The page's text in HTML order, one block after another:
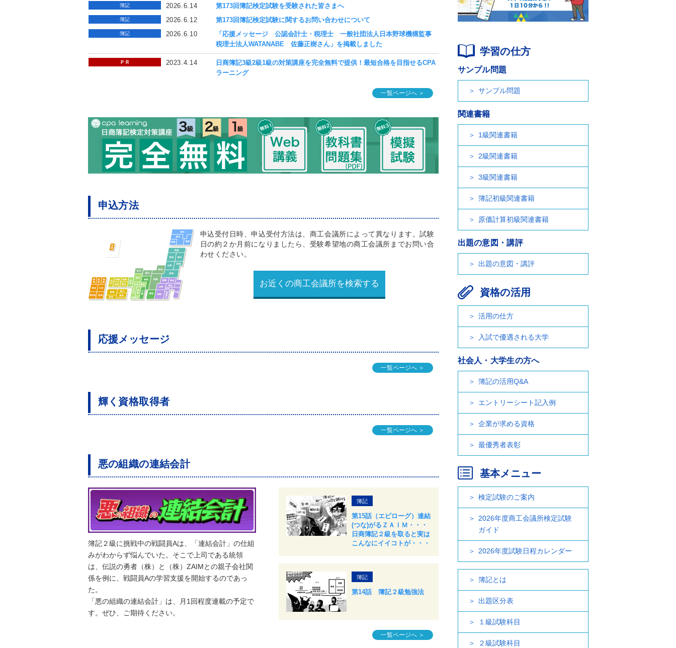
簿記 2026.6.14 第173回簿記検定試験を受験された皆さまへ
簿記 2026.6.12 第173回簿記検定試験に関するお問い合わせについて
簿記 2026.6.10
「応援メッセージ 公認会計士・税理士 一般社団法人日本野球機構監事
税理士法人WATANABE 佐藤正樹さん」を掲載しました
ＰＲ 2023.4.14
日商簿記3級2級1級の対策講座を完全無料で提供！最短合格を目指せるCPA
ラーニング
一覧ページへ ＞
申込方法
申込受付日時、申込受付方法は、商工会議所によって異なります。試験
日の約２か月前になりましたら、受験希望地の商工会議所までお問い合
わせください。
お近くの商工会議所を検索する
応援メッセージ
一覧ページへ ＞
輝く資格取得者
一覧ページへ ＞
悪の組織の連結会計
簿記２級に挑戦中の戦闘員Aは、「連結会計」の仕組
みがわからず悩んでいた。そこで上司である統領
は、伝説の勇者（株）と（株）ZAIMとの親子会社関
係を例に、戦闘員Aの学習支援を開始するのであっ
た。
「悪の組織の連結会計」は、月1回程度連載の予定で
す。ぜひ、ご期待ください。
簿記
第15話（エピローグ）連結
(つな)がるＺＡＩＭ・・・
日商簿記２級を取ると実は
こんなにイイコトが・・・
簿記
第14話 簿記２級勉強法
一覧ページへ ＞
学習の仕方
サンプル問題
サンプル問題
関連書籍
1級関連書籍
2級関連書籍
3級関連書籍
簿記初級関連書籍
原価計算初級関連書籍
出題の意図・講評
出題の意図・講評
資格の活用
活用の仕方
入試で優遇される大学
社会人・大学生の方へ
簿記の活用Q&A
エントリーシート記入例
企業が求める資格
最優秀者表彰
基本メニュー
検定試験のご案内
2026年度商工会議所検定試験
ガイド
2026年度試験日程カレンダー
簿記とは
出題区分表
１級試験科目
２級試験科目